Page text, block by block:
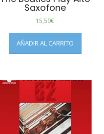
Saxofone
15,50€
AÑADIR AL CARRITO